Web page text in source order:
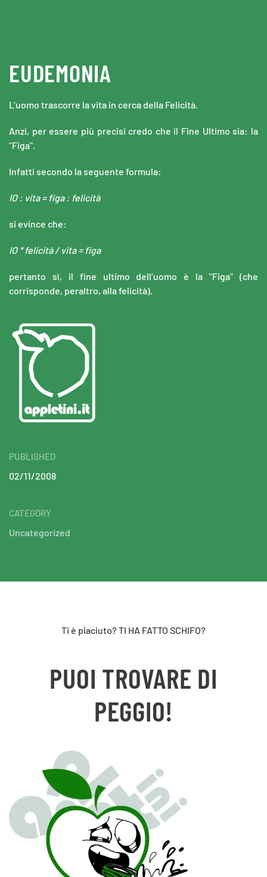
EUDEMONIA
L’uomo trascorre la vita in cerca della Felicità.
Anzi, per essere più precisi credo che il Fine Ultimo sia: la
"Figa".
Infatti secondo la seguente formula:
IO : vita = figa : felicità
si evince che:
IO * felicità / vita = figa
pertanto sì, il fine ultimo dell’uomo è la "Figa" (che
corrisponde, peraltro, alla felicità).
PUBLISHED
02/11/2008
CATEGORY
Uncategorized
Ti è piaciuto? TI HA FATTO SCHIFO?
PUOI TROVARE DI
PEGGIO!